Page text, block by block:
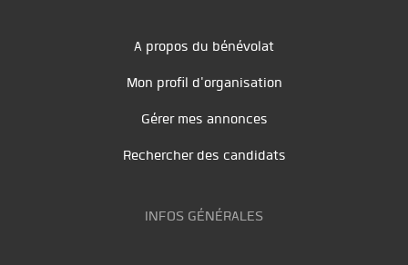
A propos du bénévolat
Mon profil d'organisation
Gérer mes annonces
Rechercher des candidats
INFOS GÉNÉRALES